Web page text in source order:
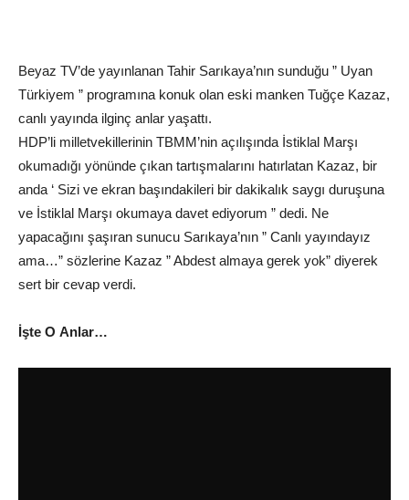
Beyaz TV’de yayınlanan Tahir Sarıkaya’nın sunduğu ” Uyan
Türkiyem ” programına konuk olan eski manken Tuğçe Kazaz,
canlı yayında ilginç anlar yaşattı.
HDP’li milletvekillerinin TBMM’nin açılışında İstiklal Marşı
okumadığı yönünde çıkan tartışmalarını hatırlatan Kazaz, bir
anda ‘ Sizi ve ekran başındakileri bir dakikalık saygı duruşuna
ve İstiklal Marşı okumaya davet ediyorum ” dedi. Ne
yapacağını şaşıran sunucu Sarıkaya’nın ” Canlı yayındayız
ama…” sözlerine Kazaz ” Abdest almaya gerek yok” diyerek
sert bir cevap verdi.
İşte O Anlar…